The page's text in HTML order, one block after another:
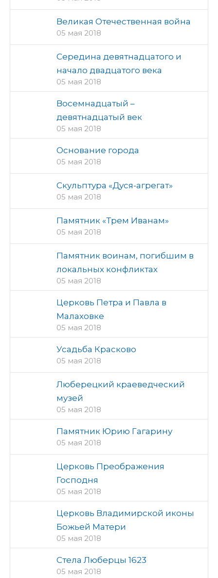
Великая Отечественная война
05 мая 2018
Середина девятнадцатого и
начало двадцатого века
05 мая 2018
Восемнадцатый –
девятнадцатый век
05 мая 2018
Основание города
05 мая 2018
Скульптура «Дуся-агрегат»
05 мая 2018
Памятник «Трем Иванам»
05 мая 2018
Памятник воинам, погибшим в
локальных конфликтах
05 мая 2018
Церковь Петра и Павла в
Малаховке
05 мая 2018
Усадьба Красково
05 мая 2018
Люберецкий краеведческий
музей
05 мая 2018
Памятник Юрию Гагарину
05 мая 2018
Церковь Преображения
Господня
05 мая 2018
Церковь Владимирской иконы
Божьей Матери
05 мая 2018
Стела Люберцы 1623
05 мая 2018